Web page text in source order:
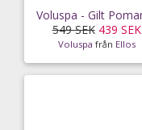
549 SEK 439 SEK
Voluspa från Ellos